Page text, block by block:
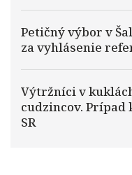
Petičný výbor v
za vyhlásenie
Výtržníci v
cudzincov. Prípad
SR